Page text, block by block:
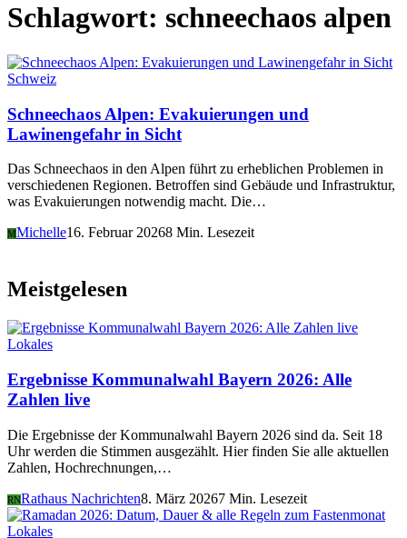
Schlagwort: schneechaos alpen
Schweiz
Schneechaos Alpen: Evakuierungen und
Lawinengefahr in Sicht
Das Schneechaos in den Alpen führt zu erheblichen Problemen in
verschiedenen Regionen. Betroffen sind Gebäude und Infrastruktur,
was Evakuierungen notwendig macht. Die…
MMichelle16. Februar 20268 Min. Lesezeit
Meistgelesen
Lokales
Ergebnisse Kommunalwahl Bayern 2026: Alle
Zahlen live
Die Ergebnisse der Kommunalwahl Bayern 2026 sind da. Seit 18
Uhr werden die Stimmen ausgezählt. Hier finden Sie alle aktuellen
Zahlen, Hochrechnungen,…
RNRathaus Nachrichten8. März 20267 Min. Lesezeit
Lokales